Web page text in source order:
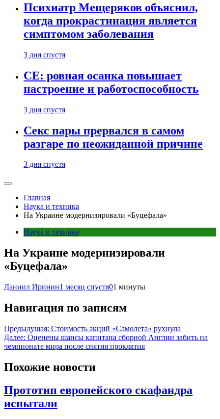
Психиатр Мещеряков объяснил,
когда прокрастинация является
симптомом заболевания
3 дня спустя
CE: ровная осанка повышает
настроение и работоспособность
3 дня спустя
Секс пары прервался в самом
разгаре по неожиданной причине
3 дня спустя
Главная
Наука и техника
На Украине модернизировали «Буцефала»
Наука и техника
На Украине модернизировали
«Буцефала»
Даниил Иринин1 месяц спустя01 минуты
Навигация по записям
Предыдущая: Стоимость акций «Самолета» рухнула
Далее: Оценены шансы капитана сборной Англии забить на
чемпионате мира после снятия проклятия
Похожие новости
Прототип европейского скафандра
испытали